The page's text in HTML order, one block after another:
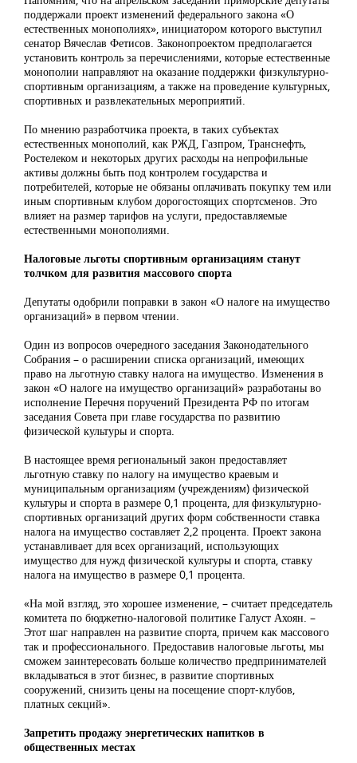
поддержали проект изменений федерального закона «О
естественных монополиях», инициатором которого выступил
сенатор Вячеслав Фетисов. Законопроектом предполагается
установить контроль за перечислениями, которые естественные
монополии направляют на оказание поддержки физкультурно-
спортивным организациям, а также на проведение культурных,
спортивных и развлекательных мероприятий.
По мнению разработчика проекта, в таких субъектах
естественных монополий, как РЖД, Газпром, Транснефть,
Ростелеком и некоторых других расходы на непрофильные
активы должны быть под контролем государства и
потребителей, которые не обязаны оплачивать покупку тем или
иным спортивным клубом дорогостоящих спортсменов. Это
влияет на размер тарифов на услуги, предоставляемые
естественными монополиями.
Налоговые льготы спортивным организациям станут
толчком для развития массового спорта
Депутаты одобрили поправки в закон «О налоге на имущество
организаций» в первом чтении.
Один из вопросов очередного заседания Законодательного
Собрания – о расширении списка организаций, имеющих
право на льготную ставку налога на имущество. Изменения в
закон «О налоге на имущество организаций» разработаны во
исполнение Перечня поручений Президента РФ по итогам
заседания Совета при главе государства по развитию
физической культуры и спорта.
В настоящее время региональный закон предоставляет
льготную ставку по налогу на имущество краевым и
муниципальным организациям (учреждениям) физической
культуры и спорта в размере 0,1 процента, для физкультурно-
спортивных организаций других форм собственности ставка
налога на имущество составляет 2,2 процента. Проект закона
устанавливает для всех организаций, использующих
имущество для нужд физической культуры и спорта, ставку
налога на имущество в размере 0,1 процента.
«На мой взгляд, это хорошее изменение, – считает председатель
комитета по бюджетно-налоговой политике Галуст Ахоян. –
Этот шаг направлен на развитие спорта, причем как массового
так и профессионального. Предоставив налоговые льготы, мы
сможем заинтересовать больше количество предпринимателей
вкладываться в этот бизнес, в развитие спортивных
сооружений, снизить цены на посещение спорт-клубов,
платных секций».
Запретить продажу энергетических напитков в
общественных местах